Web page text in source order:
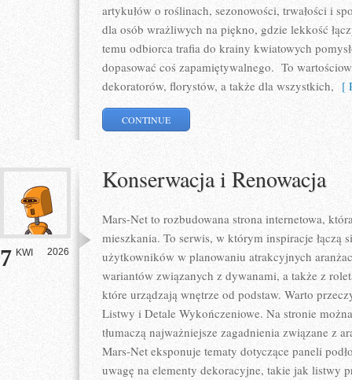
artykułów o roślinach, sezonowości, trwałości i
dla osób wrażliwych na piękno, gdzie lekkość
temu odbiorca trafia do krainy kwiatowych
dopasować coś zapamiętywalnego. To
dekoratorów, florystów, a także dla wszystkich, [
CONTINUE
7 KWI 2026
Konserwacja i Renowacja
Mars-Net to rozbudowana strona internetowa,
mieszkania. To serwis, w którym inspiracje łączą
użytkowników w planowaniu atrakcyjnych
wariantów związanych z dywanami, a także z
które urządzają wnętrze od podstaw. Warto
Listwy i Detale Wykończeniowe. Na stronie
tłumaczą najważniejsze zagadnienia związane z
Mars-Net eksponuje tematy dotyczące paneli
uwagę na elementy dekoracyjne, takie jak listwy